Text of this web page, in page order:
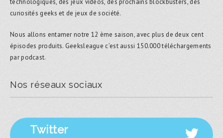
technologiques, des jeux vidéos, des prochains blockbusters, des
curiosités geeks et de jeux de société.
Nous allons entamer notre 12 ème saison, avec plus de deux cent
épisodes produits. Geeksleague c’est aussi 150.000 téléchargements
par podcast.
Nos réseaux sociaux
Twitter